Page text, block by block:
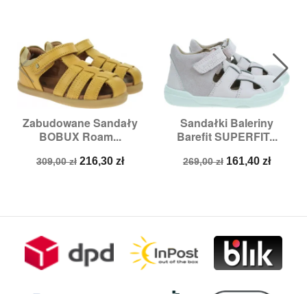
Zabudowane Sandały
BOBUX Roam...
Cena
309,00 zł Cena
216,30 zł
Sandałki Baleriny
Barefit SUPERFIT...
Cena
269,00 zł Cena
161,40 zł